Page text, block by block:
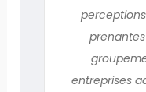
entreprises